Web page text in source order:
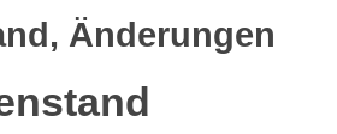
Änderungen